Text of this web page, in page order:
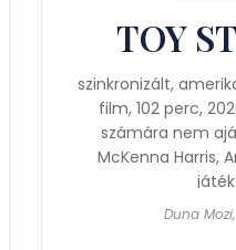
TOY
szinkronizált,
film, 102 perc,
számára nem
McKenna Harris,
Duna